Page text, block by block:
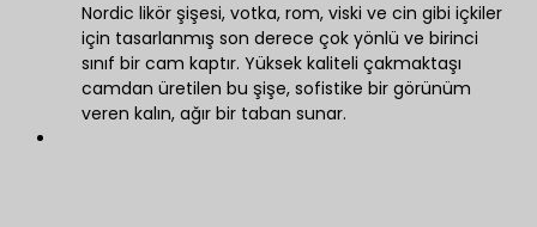
Nordic likör şişesi, votka, rom, viski ve cin gibi içkiler
için tasarlanmış son derece çok yönlü ve birinci
sınıf bir cam kaptır. Yüksek kaliteli çakmaktaşı
camdan üretilen bu şişe, sofistike bir görünüm
veren kalın, ağır bir taban sunar.